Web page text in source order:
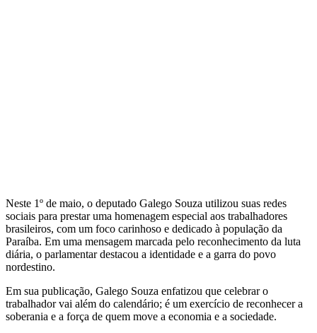
Neste 1º de maio, o deputado Galego Souza utilizou suas redes
sociais para prestar uma homenagem especial aos trabalhadores
brasileiros, com um foco carinhoso e dedicado à população da
Paraíba. Em uma mensagem marcada pelo reconhecimento da luta
diária, o parlamentar destacou a identidade e a garra do povo
nordestino.
Em sua publicação, Galego Souza enfatizou que celebrar o
trabalhador vai além do calendário; é um exercício de reconhecer a
soberania e a força de quem move a economia e a sociedade.